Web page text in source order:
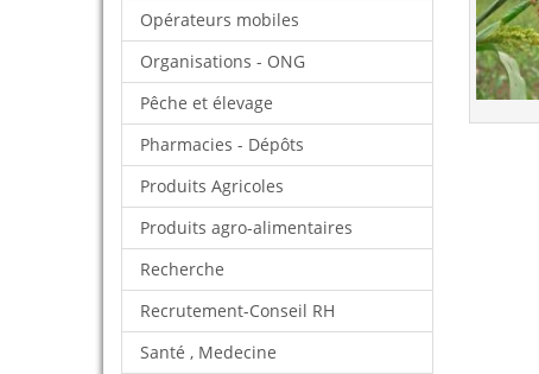
Opérateurs mobiles
Organisations - ONG
Pêche et élevage
Pharmacies - Dépôts
Produits Agricoles
Produits agro-alimentaires
Recherche
Recrutement-Conseil RH
Santé , Medecine